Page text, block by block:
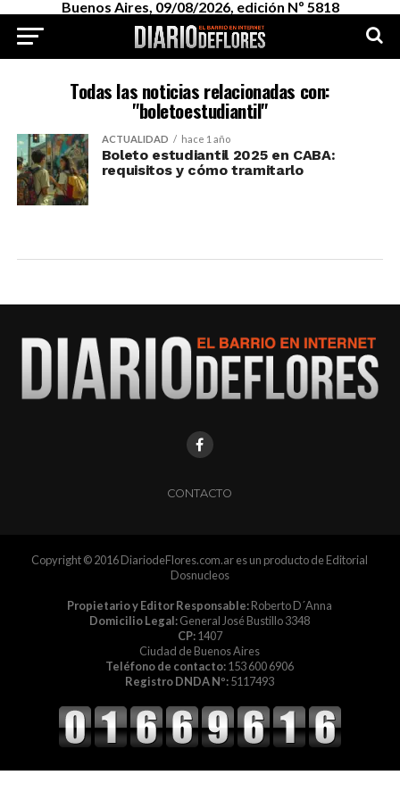
Buenos Aires, 09/08/2026, edición Nº 5818
Todas las noticias relacionadas con:
"boletoestudiantil"
ACTUALIDAD hace 1 año
Boleto estudiantil 2025 en CABA:
requisitos y cómo tramitarlo
CONTACTO
Copyright © 2016 DiariodeFlores.com.ar es un producto de Editorial
Dosnucleos
Propietario y Editor Responsable:Roberto D´Anna
Domicilio Legal:General José Bustillo 3348
CP:1407
Ciudad de Buenos Aires
Teléfono de contacto:153 600 6906
Registro DNDA Nº:5117493